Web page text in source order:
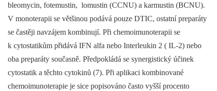
bleomycin, fotemustin, lomustin (CCNU) a karmustin (BCNU).
V monoterapii se většinou podává pouze DTIC, ostatní preparáty
se častěji navzájem kombinují. Při chemoimunoterapii se
k cytostatikům přidává IFN alfa nebo Interleukin 2 ( IL-2) nebo
oba preparáty současně. Předpokládá se synergistický účinek
cytostatik a těchto cytokinů (7). Při aplikaci kombinované
chemoimunoterapie je sice popisováno často vyšší procento